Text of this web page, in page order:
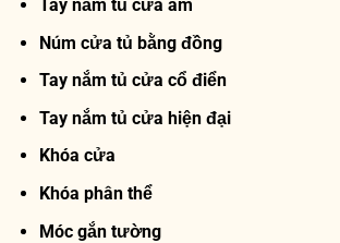
Tay nắm tủ cửa âm
Núm cửa tủ bằng đồng
Tay nắm tủ cửa cổ điển
Tay nắm tủ cửa hiện đại
Khóa cửa
Khóa phân thể
Móc gắn tường